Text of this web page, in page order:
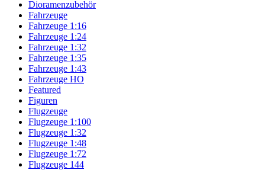
Dioramenzubehör
Fahrzeuge
Fahrzeuge 1:16
Fahrzeuge 1:24
Fahrzeuge 1:32
Fahrzeuge 1:35
Fahrzeuge 1:43
Fahrzeuge HO
Featured
Figuren
Flugzeuge
Flugzeuge 1:100
Flugzeuge 1:32
Flugzeuge 1:48
Flugzeuge 1:72
Flugzeuge 144